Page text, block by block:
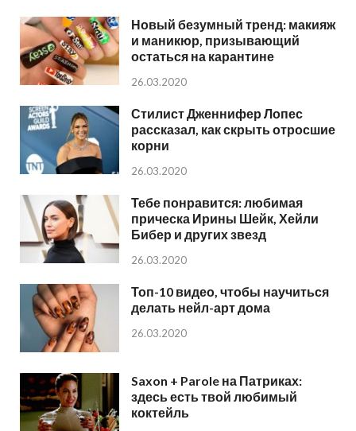
Новый безумный тренд: макияж
и маникюр, призывающий
остаться на карантине
26.03.2020
Стилист Дженнифер Лопес
рассказал, как скрыть отросшие
корни
26.03.2020
Тебе понравится: любимая
прическа Ирины Шейк, Хейли
Бибер и других звезд
26.03.2020
Топ-10 видео, чтобы научиться
делать нейл-арт дома
26.03.2020
Saxon + Parole на Патриках:
здесь есть твой любимый
коктейль